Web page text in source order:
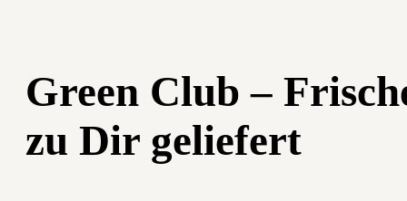
Green Club –
zu Dir geliefert